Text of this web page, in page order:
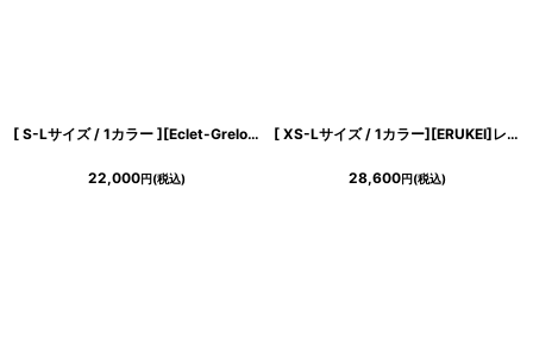
[ S-Lサイズ / 1カラー ][Eclet-Grelot by RiNFARRE]アート・キャミソール・スリップ・Vネック・セミフレア・マーメイド・ノースリーブ・ミモレ丈・ロングドレス・エクラグレロ [奈月セナ着用][送料無料]
22,000円(税込)
[ XS-Lサイズ / 1カラー][ERUKEI]レース・リボン・ノースリーブ・シアー・インナーミニ・マキシ丈・セミフレア・ロングドレス[送料無料]
28,600円(税込)